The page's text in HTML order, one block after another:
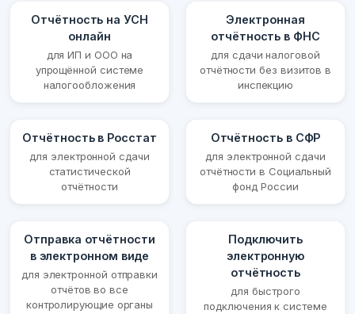
Отчётность на УСН
онлайн
для ИП и ООО на
упрощённой системе
налогообложения
Электронная
отчётность в ФНС
для сдачи налоговой
отчётности без визитов в
инспекцию
Отчётность в Росстат
для электронной сдачи
статистической
отчётности
Отчётность в СФР
для электронной сдачи
отчётности в Социальный
фонд России
Отправка отчётности
в электронном виде
для электронной отправки
отчётов во все
контролирующие органы
Подключить
электронную
отчётность
для быстрого
подключения к системе